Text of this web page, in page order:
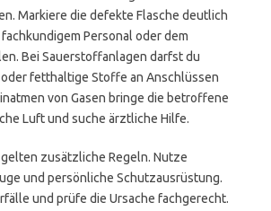
Markiere die defekte Flasche deutlich
Personal oder dem
Bei Sauerstoffanlagen darfst du
fetthaltige Stoffe an Anschlüssen
von Gasen bringe die betroffene
Luft und suche ärztliche Hilfe.
gelten zusätzliche Regeln. Nutze
und persönliche Schutzausrüstung.
und prüfe die Ursache fachgerecht.